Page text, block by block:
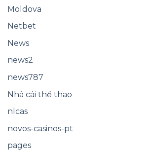
Moldova
Netbet
News
news2
news787
Nhà cái thể thao
nlcas
novos-casinos-pt
pages